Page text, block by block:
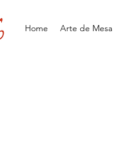
Home Arte de Mesa